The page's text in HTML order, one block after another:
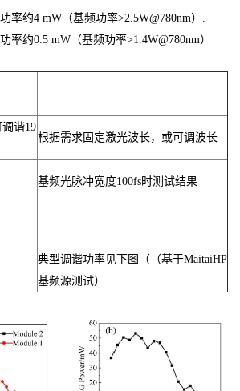
率约4 mW（基频功率>2.5W@780nm）.
率约0.5 mW（基频功率>1.4W@780nm）
调谐19
根据需求固定激光波长，或可调波长
基频光脉冲宽度100fs时测试结果
典型调谐功率见下图（（基于MaitaiHP
基频源测试）